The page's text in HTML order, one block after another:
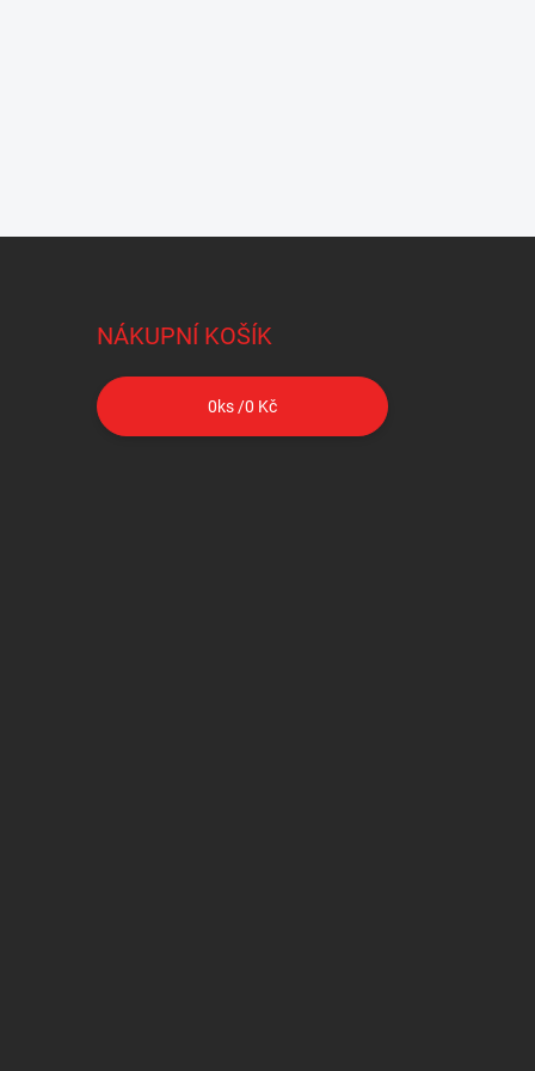
NÁKUPNÍ KOŠÍK
0ks /0 Kč